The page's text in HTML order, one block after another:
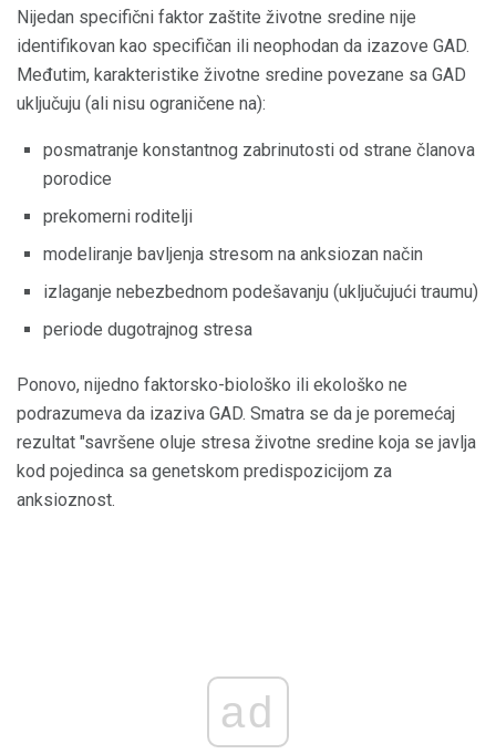
Nijedan specifični faktor zaštite životne sredine nije
identifikovan kao specifičan ili neophodan da izazove GAD.
Međutim, karakteristike životne sredine povezane sa GAD
uključuju (ali nisu ograničene na):
posmatranje konstantnog zabrinutosti od strane članova
porodice
prekomerni roditelji
modeliranje bavljenja stresom na anksiozan način
izlaganje nebezbednom podešavanju (uključujući traumu)
periode dugotrajnog stresa
Ponovo, nijedno faktorsko-biološko ili ekološko ne
podrazumeva da izaziva GAD. Smatra se da je poremećaj
rezultat "savršene oluje stresa životne sredine koja se javlja
kod pojedinca sa genetskom predispozicijom za
anksioznost.
ad